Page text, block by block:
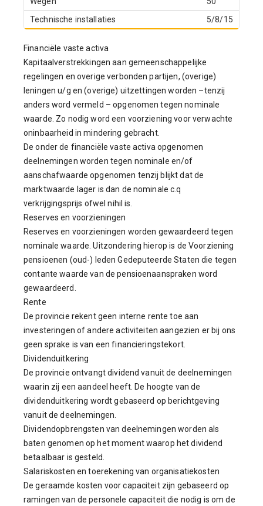
Technische installaties
5/8/15
Financiële vaste activa
Kapitaalverstrekkingen aan gemeenschappelijke
regelingen en overige verbonden partijen, (overige)
leningen u/g en (overige) uitzettingen worden –tenzij
anders word vermeld – opgenomen tegen nominale
waarde. Zo nodig word een voorziening voor verwachte
oninbaarheid in mindering gebracht.
De onder de financiële vaste activa opgenomen
deelnemingen worden tegen nominale en/of
aanschafwaarde opgenomen tenzij blijkt dat de
marktwaarde lager is dan de nominale c.q
verkrijgingsprijs ofwel nihil is.
Reserves en voorzieningen
Reserves en voorzieningen worden gewaardeerd tegen
nominale waarde. Uitzondering hierop is de Voorziening
pensioenen (oud-) leden Gedeputeerde Staten die tegen
contante waarde van de pensioenaanspraken word
gewaardeerd.
Rente
De provincie rekent geen interne rente toe aan
investeringen of andere activiteiten aangezien er bij ons
geen sprake is van een financieringstekort.
Dividenduitkering
De provincie ontvangt dividend vanuit de deelnemingen
waarin zij een aandeel heeft. De hoogte van de
dividenduitkering wordt gebaseerd op berichtgeving
vanuit de deelnemingen.
Dividendopbrengsten van deelnemingen worden als
baten genomen op het moment waarop het dividend
betaalbaar is gesteld.
Salariskosten en toerekening van organisatiekosten
De geraamde kosten voor capaciteit zijn gebaseerd op
ramingen van de personele capaciteit die nodig is om de